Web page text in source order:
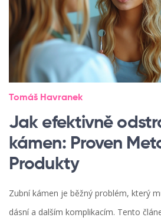
Tomáš Havranek
Jak efektivně
kámen: Proven
Produkty
Zubní kámen je běžný problém, který
dásní a dalším komplikacím. Tento